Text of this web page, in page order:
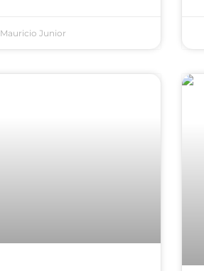
Mauricio Junior